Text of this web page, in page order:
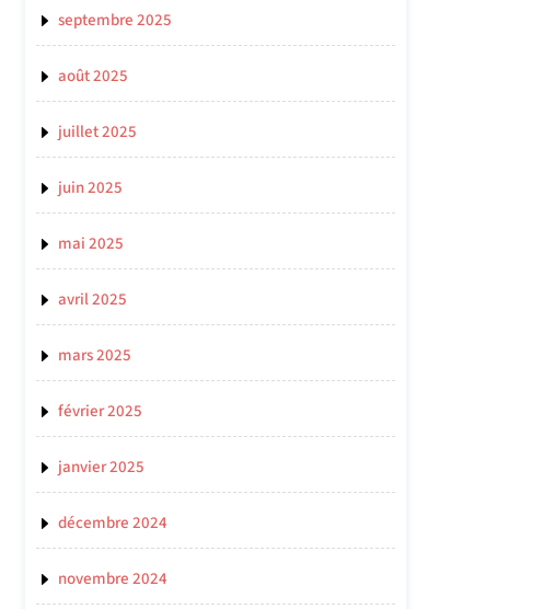
septembre 2025
août 2025
juillet 2025
juin 2025
mai 2025
avril 2025
mars 2025
février 2025
janvier 2025
décembre 2024
novembre 2024